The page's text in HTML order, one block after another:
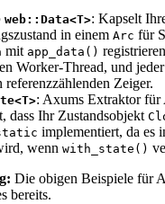
web::Data<T>: Kapselt
in einem Arc für
mit app_data()
Worker-Thread, und
referenzzählenden Zeiger.
: Axums Extraktor für
dass Ihr Zustandsobjekt
implementiert, da es
wenn with_state()
Die obigen Beispiele für
bereits.